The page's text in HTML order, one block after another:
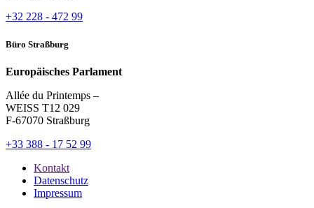
+32 228 - 472 99
Büro Straßburg
Europäisches Parlament
Allée du Printemps –
WEISS T12 029
F-67070 Straßburg
+33 388 - 17 52 99
Kontakt
Datenschutz
Impressum